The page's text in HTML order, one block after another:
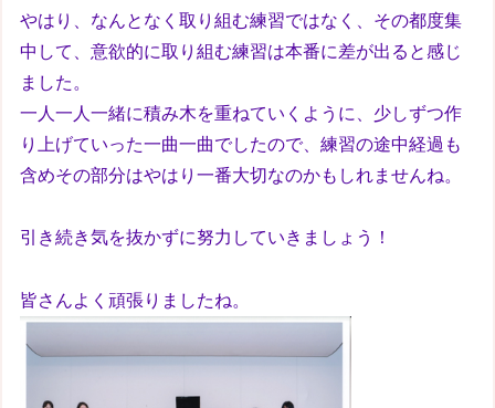
やはり、なんとなく取り組む練習ではなく、その都度集
中して、意欲的に取り組む練習は本番に差が出ると感じ
ました。
一人一人一緒に積み木を重ねていくように、少しずつ作
り上げていった一曲一曲でしたので、練習の途中経過も
含めその部分はやはり一番大切なのかもしれませんね。
引き続き気を抜かずに努力していきましょう！
皆さんよく頑張りましたね。